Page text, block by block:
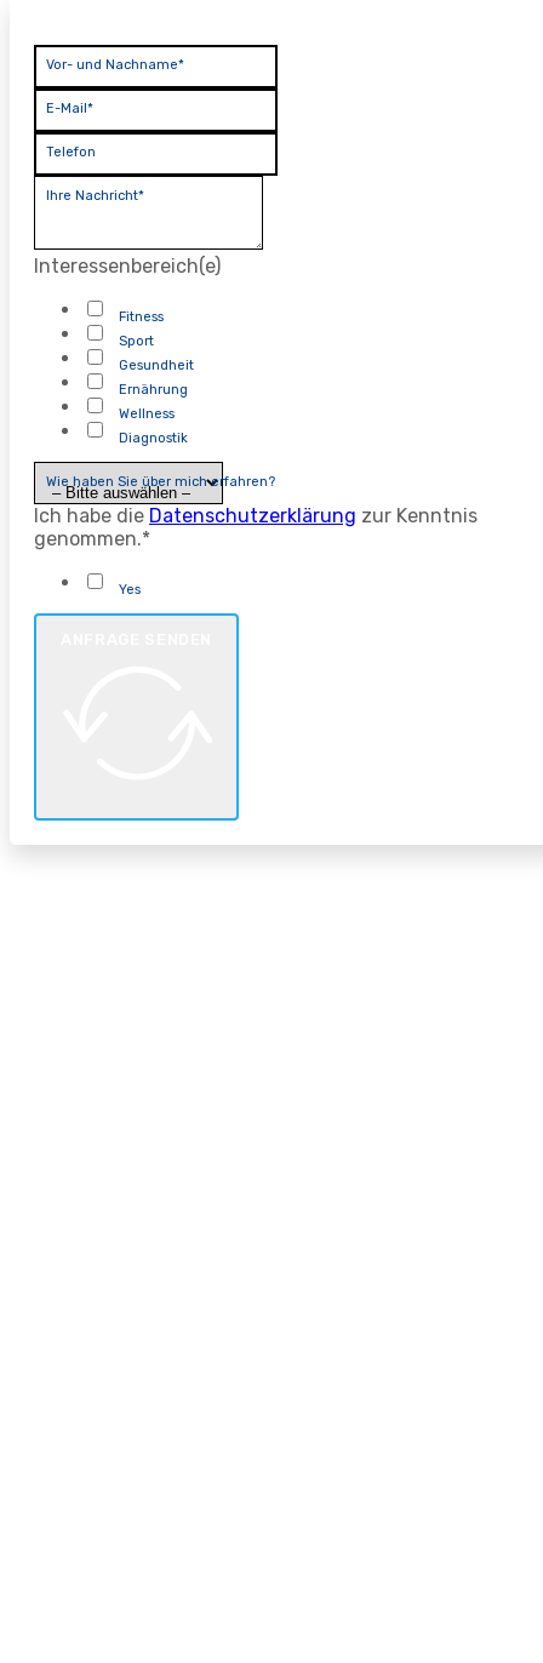
Vor- und Nachname*
E-Mail*
Telefon
Ihre Nachricht*
Interessenbereich(e)
Fitness
Sport
Gesundheit
Ernährung
Wellness
Diagnostik
Wie haben Sie über mich erfahren?
Ich habe die Datenschutzerklärung zur Kenntnis
genommen.*
Yes